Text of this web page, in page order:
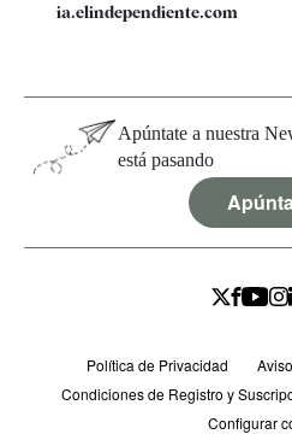
ia.elindependiente.com
Apúntate a nuestra
está pasando
Política de Privacidad
Condiciones de Registro y
Configurar